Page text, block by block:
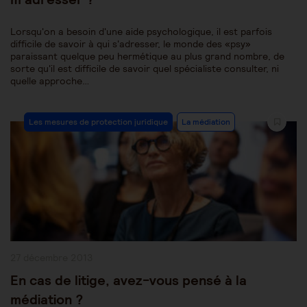
Lorsqu'on a besoin d'une aide psychologique, il est parfois
difficile de savoir à qui s'adresser, le monde des «psy»
paraissant quelque peu hermétique au plus grand nombre, de
sorte qu'il est difficile de savoir quel spécialiste consulter, ni
quelle approche…
Post
Category:
Les mesures de protection juridique La médiation
En cas de litige, avez-vous pensé à la
médiation ?